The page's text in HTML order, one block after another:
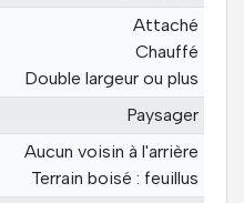
Attaché
Chauffé
Double largeur ou plus
Paysager
Aucun voisin à l'arrière
Terrain boisé : feuillus